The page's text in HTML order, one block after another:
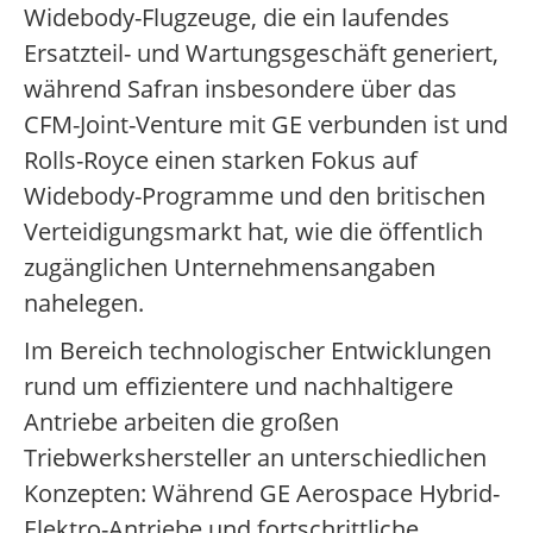
Widebody-Flugzeuge, die ein laufendes
Ersatzteil- und Wartungsgeschäft generiert,
während Safran insbesondere über das
CFM-Joint-Venture mit GE verbunden ist und
Rolls-Royce einen starken Fokus auf
Widebody-Programme und den britischen
Verteidigungsmarkt hat, wie die öffentlich
zugänglichen Unternehmensangaben
nahelegen.
Im Bereich technologischer Entwicklungen
rund um effizientere und nachhaltigere
Antriebe arbeiten die großen
Triebwerkshersteller an unterschiedlichen
Konzepten: Während GE Aerospace Hybrid-